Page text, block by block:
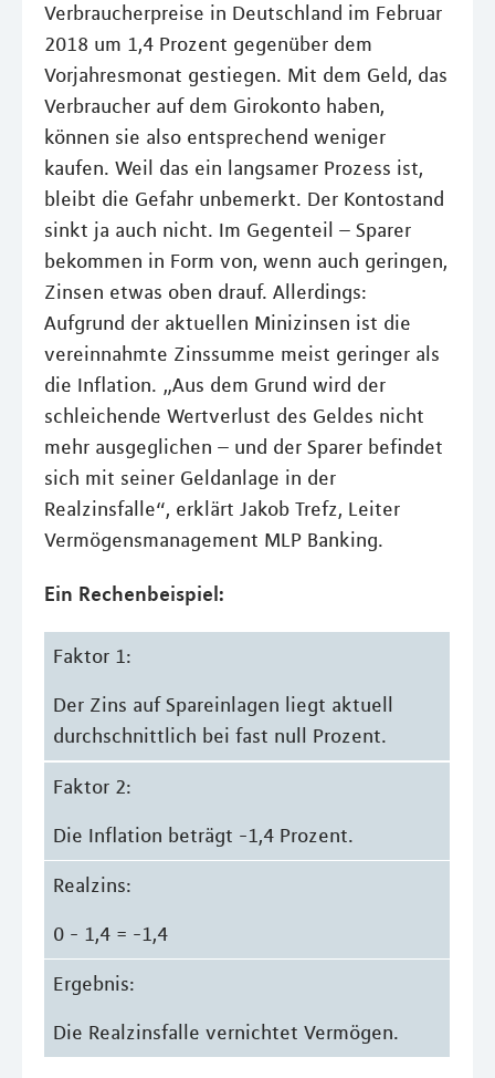
Verbraucherpreise in Deutschland im Februar
2018 um 1,4 Prozent gegenüber dem
Vorjahresmonat gestiegen. Mit dem Geld, das
Verbraucher auf dem Girokonto haben,
können sie also entsprechend weniger
kaufen. Weil das ein langsamer Prozess ist,
bleibt die Gefahr unbemerkt. Der Kontostand
sinkt ja auch nicht. Im Gegenteil – Sparer
bekommen in Form von, wenn auch geringen,
Zinsen etwas oben drauf. Allerdings:
Aufgrund der aktuellen Minizinsen ist die
vereinnahmte Zinssumme meist geringer als
die Inflation. „Aus dem Grund wird der
schleichende Wertverlust des Geldes nicht
mehr ausgeglichen – und der Sparer befindet
sich mit seiner Geldanlage in der
Realzinsfalle“, erklärt Jakob Trefz, Leiter
Vermögensmanagement MLP Banking.
Ein Rechenbeispiel:
Faktor 1:
Der Zins auf Spareinlagen liegt aktuell
durchschnittlich bei fast null Prozent.
Faktor 2:
Die Inflation beträgt -1,4 Prozent.
Realzins:
0 - 1,4 = -1,4
Ergebnis:
Die Realzinsfalle vernichtet Vermögen.